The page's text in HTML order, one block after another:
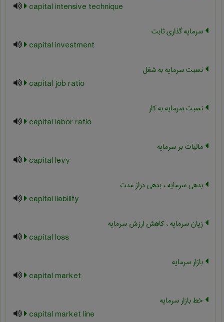
capital intensive technique
سرمایه گذاری ثابت
capital investment
نسبت سرمایه به شغل
capital job ratio
نسبت سرمایه به کار
capital labor ratio
مالیات بر سرمایه
capital levy
بدهی سرمایه ، بدهی دراز مدت
capital liability
زیان سرمایه ، کاهش ارزش سرمایه
capital loss
بازار سرمایه
capital market
خط بازار سرمایه
capital market line